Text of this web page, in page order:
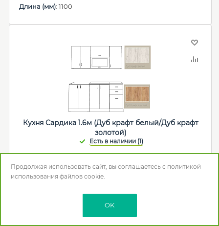
Длина (мм): 1100
Кухня Сардика 1.6м (Дуб крафт белый/Дуб крафт
золотой)
32 360р.
ВВР
: Дуб крафт золотой/Дуб крафт белый
Продолжая использовать сайт, вы соглашаетесь с политикой
использования файлов cookie.
OK